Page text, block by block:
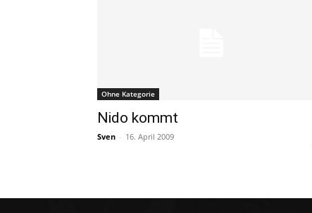
Ohne Kategorie
Nido kommt
Sven - 16. April 2009